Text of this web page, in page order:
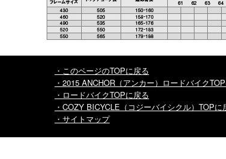
・このページのTOPに戻る
・2015 ANCHOR（アンカー）ロードバイク
・ロードバイクTOPに戻る
・COZY BICYCLE（コジーバイシクル）TOPに
・サイトマップ